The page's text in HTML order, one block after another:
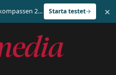
Vilket parti tycker som du? Gör Valkompassen 2026 Starta testet ×